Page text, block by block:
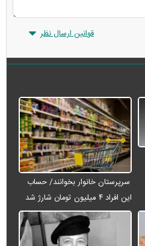
قوانین ارسال نظر
سرپرستان خانوار بخوانند/ حساب
این افراد ۴ میلیون تومان شارژ شد